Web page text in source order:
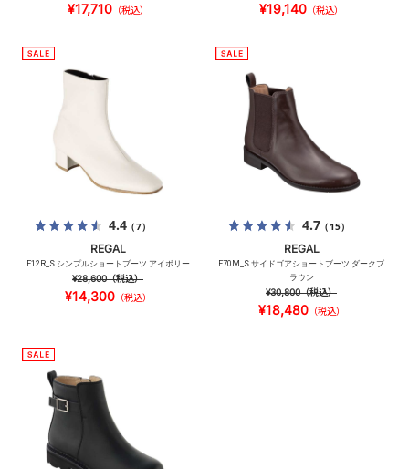
¥17,710（税込） ¥19,140 （税込）
4.4（7）
REGAL
F12R_S シンプルショートブーツ アイボリー
¥28,600（税込）
¥14,300（税込）
4.7（15）
REGAL
F70M_S サイドゴアショートブーツ ダークブ
ラウン
¥30,800（税込）
¥18,480（税込）